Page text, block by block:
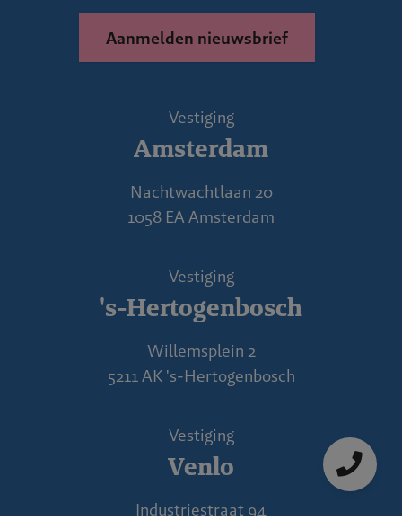
Aanmelden nieuwsbrief
Vestiging
Amsterdam
Nachtwachtlaan 20
1058 EA Amsterdam
Vestiging
's-Hertogenbosch
Willemsplein 2
5211 AK 's-Hertogenbosch
Vestiging
Venlo
Industriestraat 94